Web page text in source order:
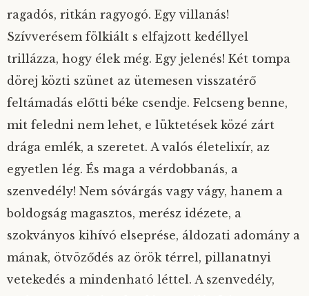
ragadós, ritkán ragyogó. Egy villanás!
Szívverésem fölkiált s elfajzott kedéllyel
trillázza, hogy élek még. Egy jelenés! Két tompa
dörej közti szünet az ütemesen visszatérő
feltámadás előtti béke csendje. Felcseng benne,
mit feledni nem lehet, e lüktetések közé zárt
drága emlék, a szeretet. A valós életelixír, az
egyetlen lég. És maga a vérdobbanás, a
szenvedély! Nem sóvárgás vagy vágy, hanem a
boldogság magasztos, merész idézete, a
szokványos kihívó elseprése, áldozati adomány a
mának, ötvöződés az örök térrel, pillanatnyi
vetekedés a mindenható léttel. A szenvedély,